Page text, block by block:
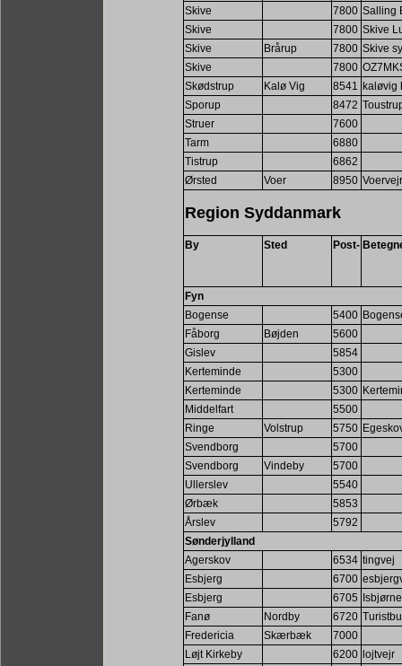
Skive
7800 Salling
Skive
7800 Skive
Skive
Brårup 7800 Skive
Skive
7800
Skødstrup
Kalø Vig 8541 kaløvig
Sporup
8472
Struer
7600
Tarm
6880
Tistrup
6862
Ørsted
Voer 8950 Voervejr
Region Syddanmark
By Sted Post-
Fyn
Bogense
5400
Fåborg
Bøjden
5600
Gislev
5854
Kerteminde
5300
Kerteminde
5300
Middelfart
5500
Ringe
Volstrup 5750
Svendborg
5700
Svendborg
Vindeby
5700
Ullerslev
5540
Ørbæk
5853
Årslev
5792
Sønderjylland
Agerskov
6534 tingvej
Esbjerg
6700
Esbjerg
6705
Fanø
Nordby 6720
Fredericia
Skærbæk
7000
Løjt Kirkeby
6200
lojtvejr